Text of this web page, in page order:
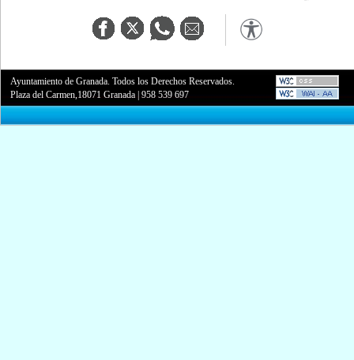
Ayuntamiento de Granada. Todos los Derechos Reservados.
Plaza del Carmen,18071 Granada |958 539 697